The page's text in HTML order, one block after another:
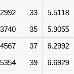
5.5118
33
5.9055
35
6.2992
37
6.6929
39